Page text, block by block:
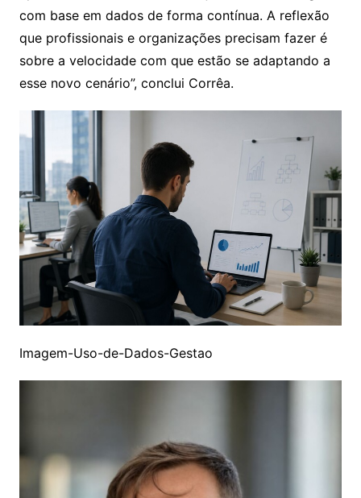
com base em dados de forma contínua. A reflexão
que profissionais e organizações precisam fazer é
sobre a velocidade com que estão se adaptando a
esse novo cenário”, conclui Corrêa.
Imagem-Uso-de-Dados-Gestao